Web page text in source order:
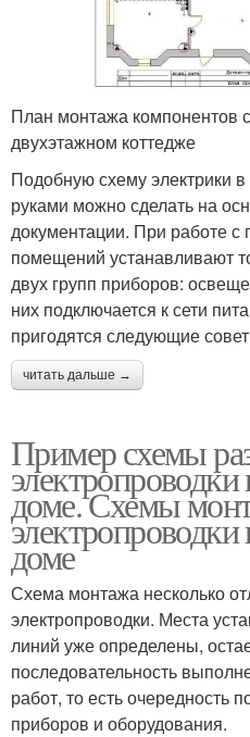
План монтажа компонентов
двухэтажном коттедже
Подобную схему электрики
руками можно сделать на
документации. При работе с
помещений устанавливают
двух групп приборов:
них подключается к сети
пригодятся следующие
читать дальше →
Пример схемы
доме. Схемы
доме
Схема монтажа несколько
электропроводки. Места
линий уже определены,
последовательность
работ, то есть очередность
приборов и оборудования.